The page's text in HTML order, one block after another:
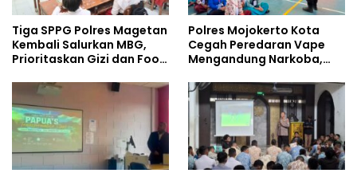
Tiga SPPG Polres Magetan
Kembali Salurkan MBG,
Prioritaskan Gizi dan Food
Polres Mojokerto Kota
Cegah Peredaran Vape
Mengandung Narkoba,
Kalangan Remaja